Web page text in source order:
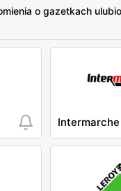
o gazetkach